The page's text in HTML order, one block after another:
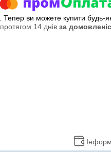
Тепер ви можете купити будь-
14 днів за